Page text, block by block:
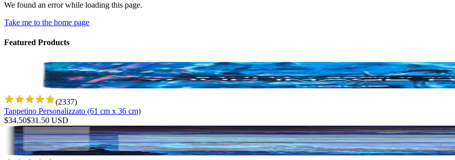
We found an error while loading this page.
Take me to the home page
Featured Products
(2337)
Tappetino Personalizzato (61 cm x 36 cm)
$34.50$31.50 USD